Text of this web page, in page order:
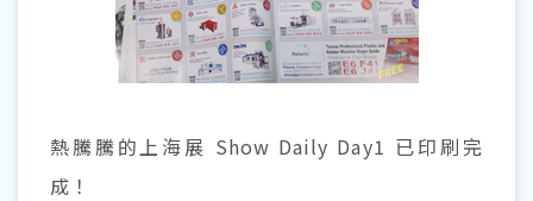
熱騰騰的上海展 Show Daily Day1‭ ‬已印刷完
成！